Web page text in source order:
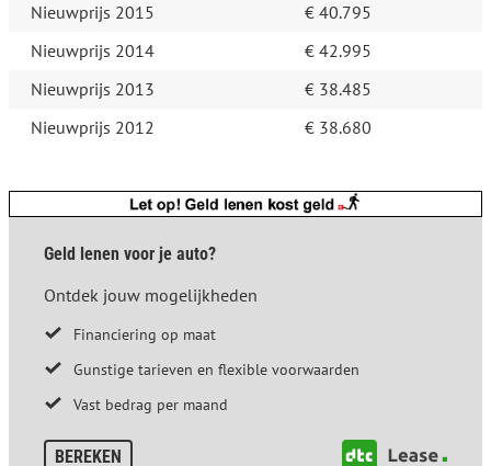
Nieuwprijs 2015
€ 40.795
Nieuwprijs 2014
€ 42.995
Nieuwprijs 2013
€ 38.485
Nieuwprijs 2012
€ 38.680
Geld lenen voor je auto?
Ontdek jouw mogelijkheden
Financiering op maat
Gunstige tarieven en flexible voorwaarden
Vast bedrag per maand
BEREKEN